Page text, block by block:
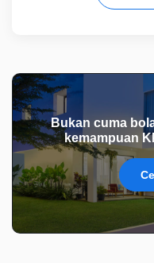
Bukan cuma
kemampuan